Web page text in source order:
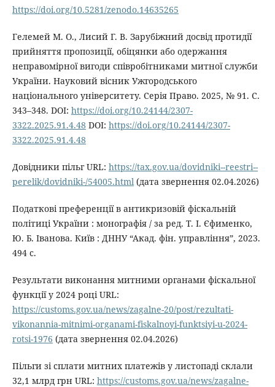
https://doi.org/10.5281/zenodo.14635265
Гелемей М. О., Лисий Г. В. Зарубіжний досвід протидії
прийняття пропозиції, обіцянки або одержання
неправомірної вигоди співробітниками митної служби
України. Науковий вісник Ужгородського
національного університету. Серія Право. 2025, № 91. С.
343–348. DOI: https://doi.org/10.24144/2307-
3322.2025.91.4.48 DOI: https://doi.org/10.24144/2307-
3322.2025.91.4.48
Довідники пільг URL: https://tax.gov.ua/dovidniki--reestri--
perelik/dovidniki-/54005.html(дата звернення 02.04.2026)
Податкові преференції в антикризовій фіскальній
політиці України : монографія / за ред. Т. І. Єфименко,
Ю. Б. Іванова. Київ : ДННУ “Акад. фін. управління”, 2023.
494 с.
Результати виконання митними органами фіскальної
функції у 2024 році URL:
https://customs.gov.ua/news/zagalne-20/post/rezultati-
vikonannia-mitnimi-organami-fiskalnoyi-funktsiyi-u-2024-
rotsi-1976 (дата звернення 02.04.2026)
Пільги зі сплати митних платежів у листопаді склали
32,1 млрд грн URL: https://customs.gov.ua/news/zagalne-